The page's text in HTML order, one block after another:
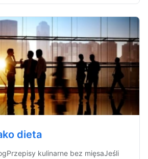
dieta
kulinarne bez mięsaJeśli